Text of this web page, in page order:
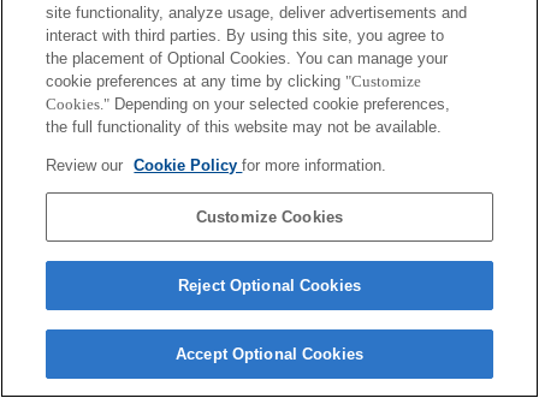
site functionality, analyze usage, deliver advertisements and
interact with third parties. By using this site, you agree to
the placement of Optional Cookies. You can manage your
cookie preferences at any time by clicking "Customize
Cookies." Depending on your selected cookie preferences,
the full functionality of this website may not be available.
Review our Cookie Policyfor more information.
Customize Cookies
Reject Optional Cookies
Accept Optional Cookies